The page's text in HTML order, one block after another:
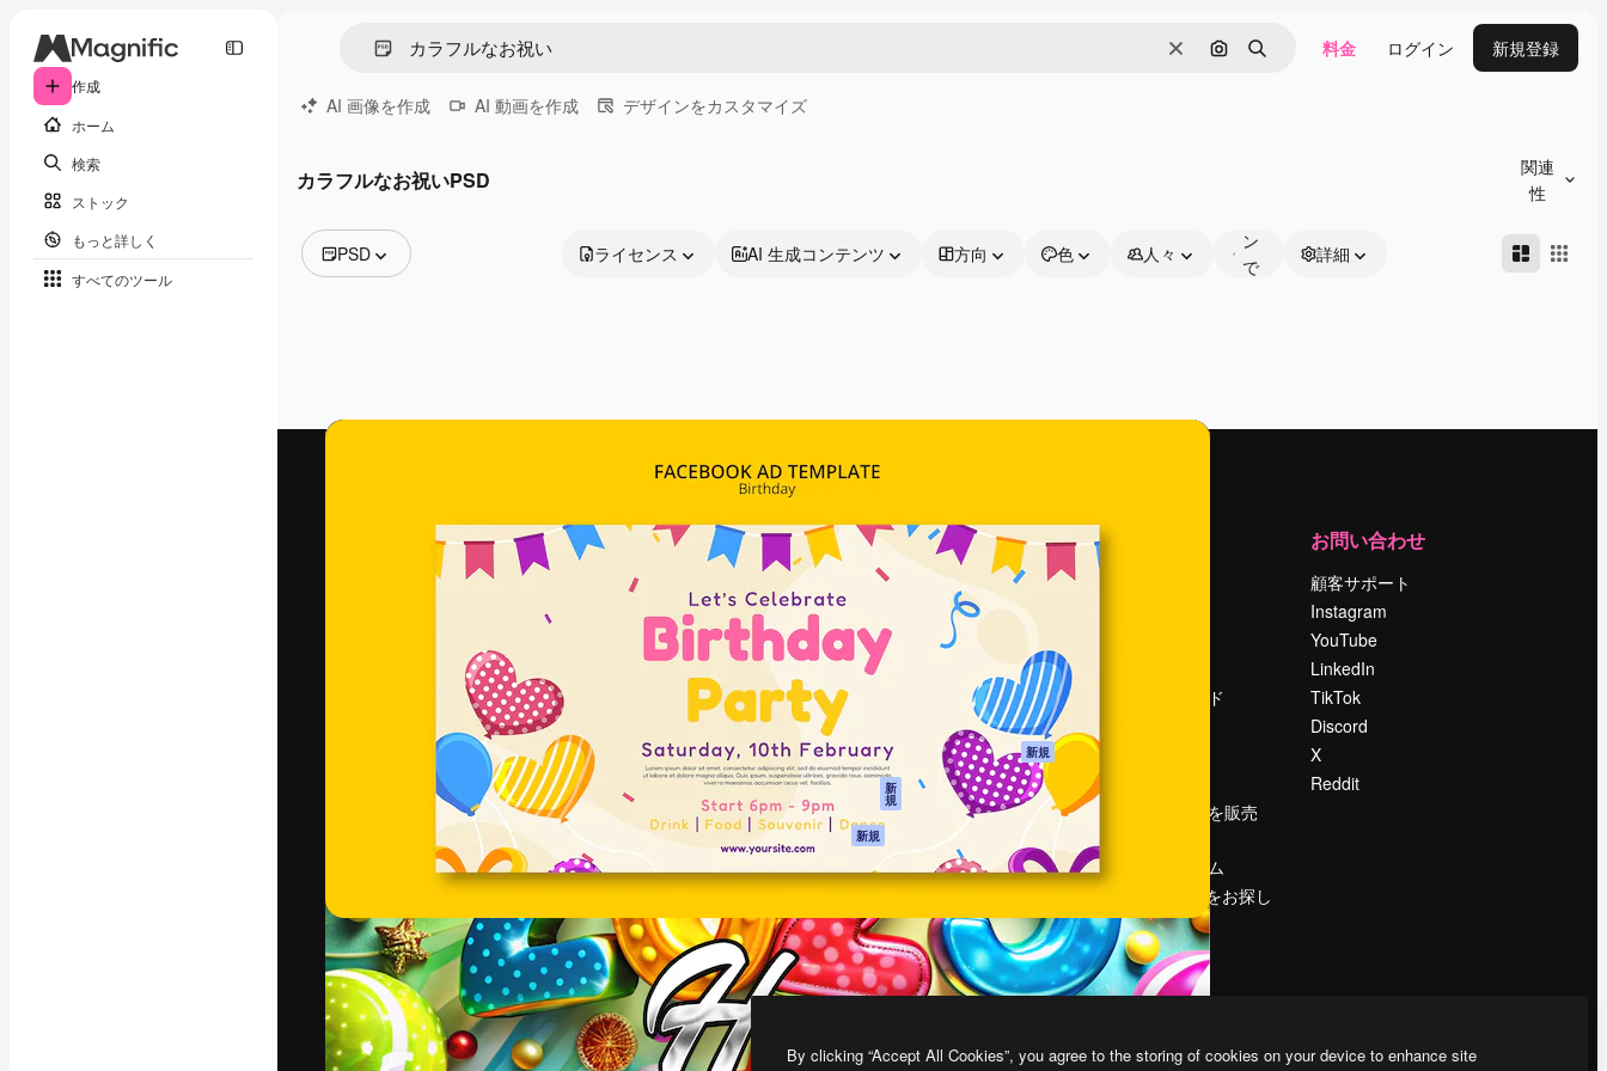
作成
ホーム
検索
ストック
もっと詳しく
すべてのツール
消去 画像で検索
検索 料金 ログイン 新規登録
AI 画像を作成 AI 動画を作成 デザインをカスタマイズ
カラフルなお祝いPSD
関連
性
PSD
動画
ライセンス AI 生成コンテンツ 方向 色 人々
ン
で
詳細
最高のクリエイティブ制作を導くためのプラ
ットフォーム。クリエイター、企業、代理
店、スタジオを含む100万人以上が利用して
います。
日本語
製品
Spaces
AI アシスタント
AI 画像生成ツール
AI 動画生成ツール
AI 音声合成ツール
ストックコンテン
ツ
Claude/ChatGPT
向けMCP
新
規
エージェント 新規
モバイルアプリ
すべてのMagnificツ
ール
はじめに
Academy
ドキュメント
サポート
プライバシーポリ
シー
オリジナル 新規
クッキーポリシー
トラストセンター
アフィリエイト
法人向け
検索トレンド
コンテンツを販売
プレスルーム
magnific.aiをお探し
ですか？
お問い合わせ
顧客サポート
Instagram
YouTube
LinkedIn
TikTok
Discord
X
Reddit
Copyright © 2010-2026 Freepik Company S.L.U.無断複写・転載を禁じます
By clicking “Accept All Cookies”, you agree to the storing of cookies on your device to enhance site